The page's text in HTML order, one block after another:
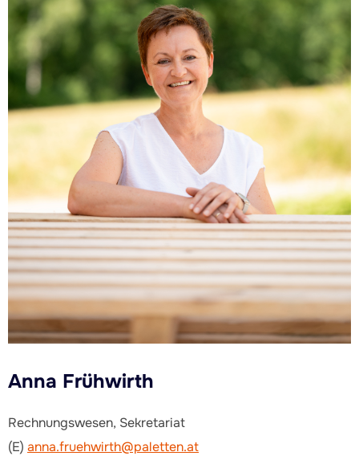
Anna Frühwirth
Rechnungswesen, Sekretariat
(E) anna.fruehwirth@paletten.at